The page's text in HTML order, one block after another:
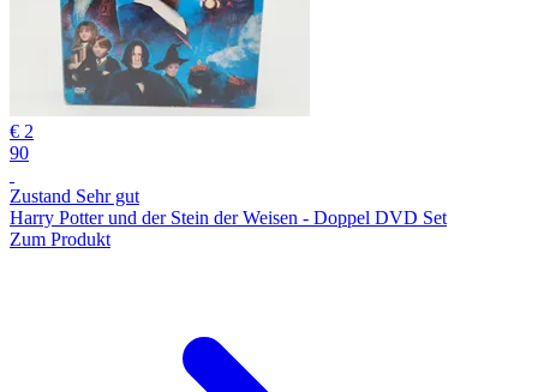
€ 2
90
Zustand Sehr gut
Harry Potter und der Stein der Weisen - Doppel DVD Set
Zum Produkt